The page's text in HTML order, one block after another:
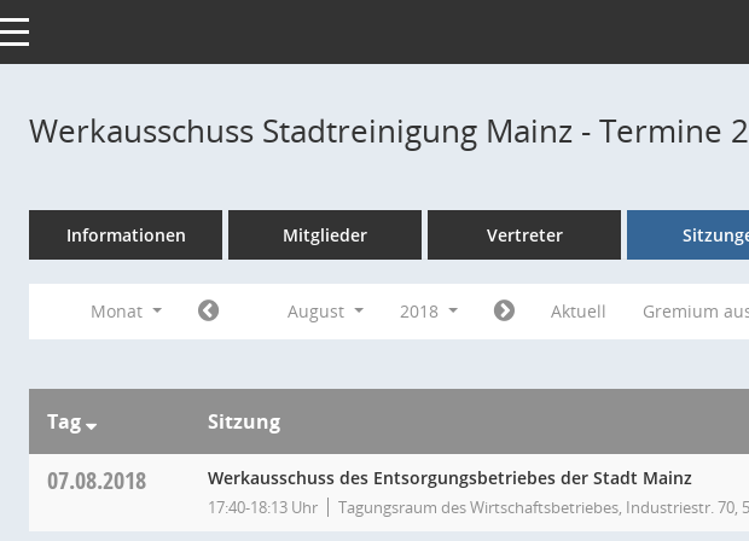
navigation
Werkausschuss Stadtreinigung Mainz - Termine
Informationen Mitglieder Vertreter
Monat August 2018 Aktuell Gremium
Tag Sitzung
07.08.2018 Werkausschuss des Entsorgungsbetriebes der Stadt Mainz
17:40-18:13 Uhr Tagungsraum des Wirtschaftsbetriebes, Industriestr. 70,